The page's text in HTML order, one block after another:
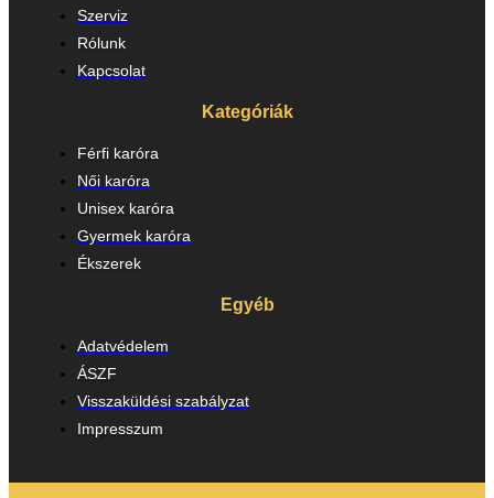
Szerviz
Rólunk
Kapcsolat
Kategóriák
Férfi karóra
Női karóra
Unisex karóra
Gyermek karóra
Ékszerek
Egyéb
Adatvédelem
ÁSZF
Visszaküldési szabályzat
Impresszum